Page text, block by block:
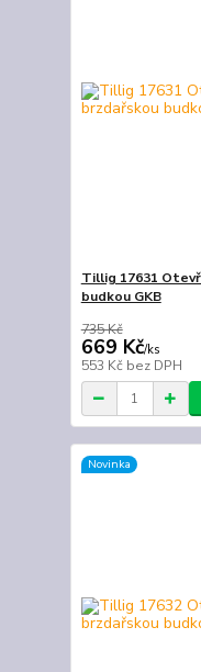
Tillig 17631
budkou GKB
735 Kč
669 Kč/ks
553 Kč bez DPH
Novinka